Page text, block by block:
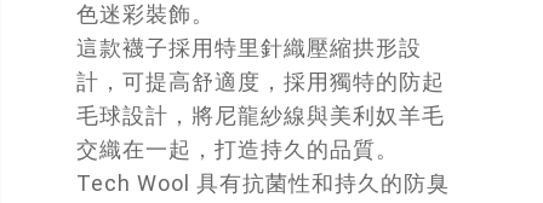
色迷彩裝飾。
這款襪子採用特里針織壓縮拱形設
計，可提高舒適度，採用獨特的防起
毛球設計，將尼龍紗線與美利奴羊毛
交織在一起，打造持久的品質。
Tech Wool 具有抗菌性和持久的防臭